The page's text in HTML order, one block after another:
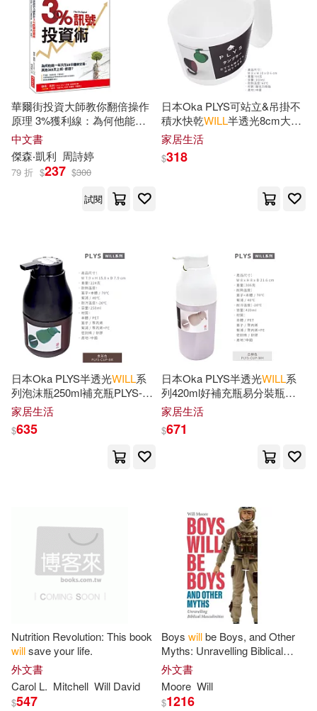
Jessica(75)
Bill(74)
Evans(73)
Jeff(73) Samuel(73)
Self Made(73)
Funny(71)
Ryan(71) Barbara(70)
Comfort(70) Foster(70)
Greenyx(70) Kevin(70)
Cooper(69)
Sk Journal(69) Jim(68)
Anime(67)
Elizabeth(67) Fowler(67)
Orczy(66)
Christian Audio(22)
McGraw-Hill(22)
Tyndale House Pub(22)
Warner Classics(22)
Welcome Music(22)
Xlibris Corp(21)
Candlewick Pr(20)
House of Stratus Ltd(20)
St Martins Pr Special(20)
天下文化(20)
Abingdon Pr(19)
Booksurge Llc(19)
Elsevier Science Health Science di
v(19)
商周出版(19) 時報出版(19)
華爾街投資大師教你翻倍操作
原理 3%獲利線：為何他能一
年只花60分鐘做交易， 其他
365天上班、旅遊?
中文書
傑森‧凱利 周詩婷
79 折 $237 $300
試閱
日本Oka PLYS可站立&吊掛不
積水快乾WILL半透光8cm大口
徑漱口杯PLYS-CUP(鉤型&平
面握把;160ml;壓克力製/耐熱溫
度60℃;斜口好堆疊)適露營出
家居生活
$318
日本Oka PLYS半透光WILL系
列泡沫瓶250ml補充瓶PLYS-S-
5慕斯分裝瓶(按壓式;大口徑
67mm;仿瓷器造型)空瓶 焦茶
色
家居生活
$635
日本Oka PLYS半透光WILL系
列420ml好補充瓶易分裝瓶
PLYS-L-5空瓶(按壓式;大口徑
67mm;仿瓷器造型)乳液瓶沐浴
乳瓶 練白色
家居生活
$671
Nutrition Revolution: This book
willsave your life.
外文書
Carol L. Mitchell Will David
$547
Boys willbe Boys, and Other
Myths: Unravelling Biblical
Masculinities
外文書
Moore Will
$1216